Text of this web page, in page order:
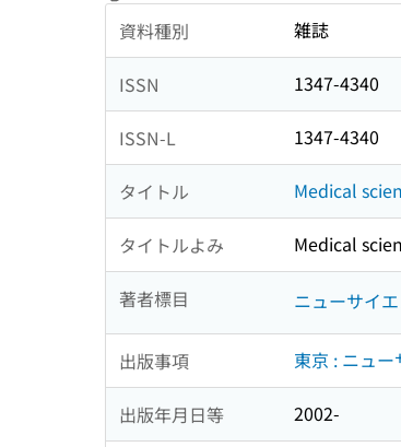
資料種別 雑誌
ISSN 1347-4340
ISSN-L 1347-4340
タイトル Medical
タイトルよみ Medical
著者標目 ニューサイ
出版事項 東京 : ニュ
出版年月日等 2002-